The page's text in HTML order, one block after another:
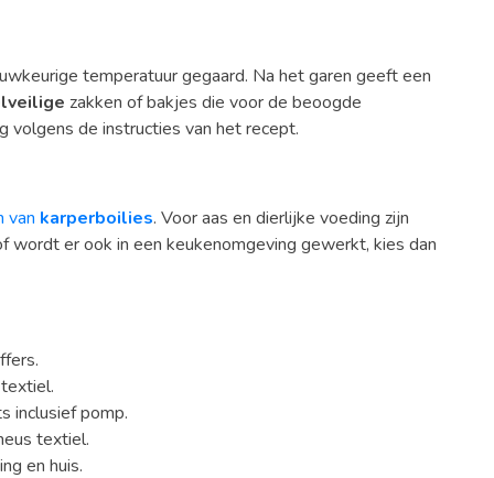
temperatuur gegaard. Na het garen geeft een
zakken of bakjes die voor de beoogde
volgens de instructies van het recept.
van karperboilies. Voor aas en dierlijke voeding zijn
er ook in een keukenomgeving gewerkt, kies dan
inclusief pomp.
textiel.
en huis.